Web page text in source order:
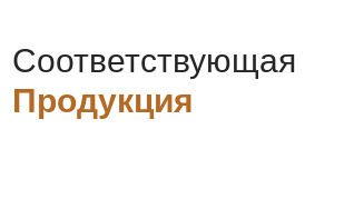
Соответствующая
Продукция